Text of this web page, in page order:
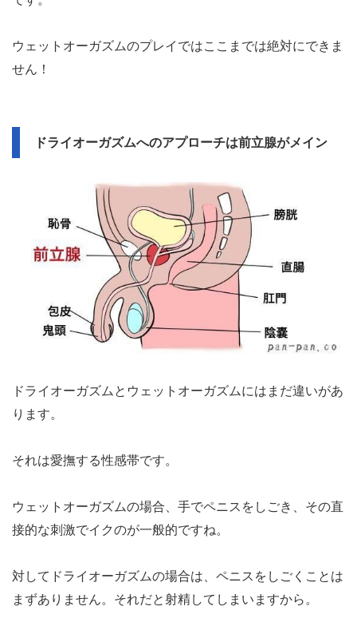
ウェットオーガズムのプレイではここまでは絶対にできま
せん！
ドライオーガズムへのアプローチは前立腺がメイン
ドライオーガズムとウェットオーガズムにはまだ違いがあ
ります。
それは愛撫する性感帯です。
ウェットオーガズムの場合、手でペニスをしごき、その直
接的な刺激でイクのが一般的ですね。
対してドライオーガズムの場合は、ペニスをしごくことは
まずありません。それだと射精してしまいますから。